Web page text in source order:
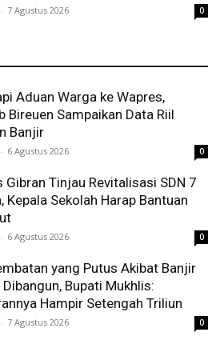
- 7 Agustus 2026 0
Aduan Warga ke Wapres,
Bireuen Sampaikan Data Riil
Banjir
- 6 Agustus 2026 0
Gibran Tinjau Revitalisasi SDN 7
Kepala Sekolah Harap Bantuan
- 6 Agustus 2026 0
yang Putus Akibat Banjir
Dibangun, Bupati Mukhlis:
Hampir Setengah Triliun
- 7 Agustus 2026 0